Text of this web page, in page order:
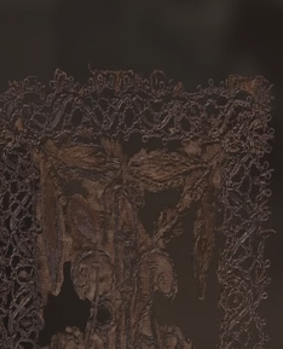
abspielen